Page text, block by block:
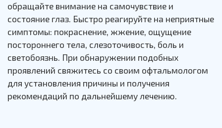
обращайте внимание на самочувствие и
состояние глаз. Быстро реагируйте на неприятные
симптомы: покраснение, жжение, ощущение
постороннего тела, слезоточивость, боль и
светобоязнь. При обнаружении подобных
проявлений свяжитесь со своим офтальмологом
для установления причины и получения
рекомендаций по дальнейшему лечению.